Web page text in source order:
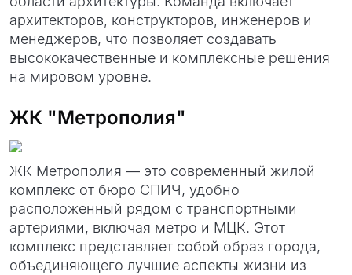
архитекторов, конструкторов, инженеров и
менеджеров, что позволяет создавать
высококачественные и комплексные решения
на мировом уровне.
ЖК "Метрополия"
ЖК Метрополия — это современный жилой
комплекс от бюро СПИЧ, удобно
расположенный рядом с транспортными
артериями, включая метро и МЦК. Этот
комплекс представляет собой образ города,
объединяющего лучшие аспекты жизни из